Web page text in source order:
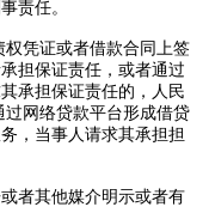
责任。
凭证或者借款合同上签
担保证责任，或者通过
承担保证责任的，人民
网络贷款平台形成借贷
，当事人请求其承担担
者其他媒介明示或者有